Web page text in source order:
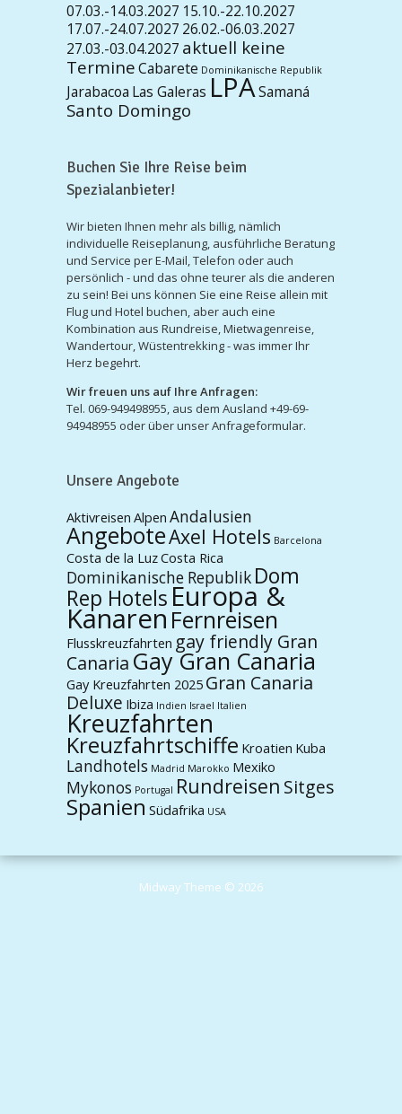
07.03.-14.03.2027 15.10.-22.10.2027
17.07.-24.07.2027 26.02.-06.03.2027
27.03.-03.04.2027 aktuell keine
TermineCabarete Dominikanische Republik
Jarabacoa Las Galeras LPASamaná
Santo Domingo
Buchen Sie Ihre Reise beim
Spezialanbieter!
Wir bieten Ihnen mehr als billig, nämlich
individuelle Reiseplanung, ausführliche Beratung
und Service per E-Mail, Telefon oder auch
persönlich - und das ohne teurer als die anderen
zu sein! Bei uns können Sie eine Reise allein mit
Flug und Hotel buchen, aber auch eine
Kombination aus Rundreise, Mietwagenreise,
Wandertour, Wüstentrekking - was immer Ihr
Herz begehrt.
Wir freuen uns auf Ihre Anfragen:
Tel. 069-949498955, aus dem Ausland +49-69-
94948955 oder über unser Anfrageformular.
Unsere Angebote
Aktivreisen Alpen Andalusien
AngeboteAxel Hotels Barcelona
Costa de la LuzCosta Rica
Dominikanische Republik Dom
Rep HotelsEuropa &
Kanaren Fernreisen
Flusskreuzfahrten gay friendly Gran
Canaria Gay Gran Canaria
Gay Kreuzfahrten 2025 Gran Canaria
Deluxe Ibiza Indien Israel Italien
Kreuzfahrten
Kreuzfahrtschiffe Kroatien Kuba
Landhotels Madrid Marokko Mexiko
Mykonos Portugal Rundreisen Sitges
Spanien Südafrika USA
Midway Theme © 2026